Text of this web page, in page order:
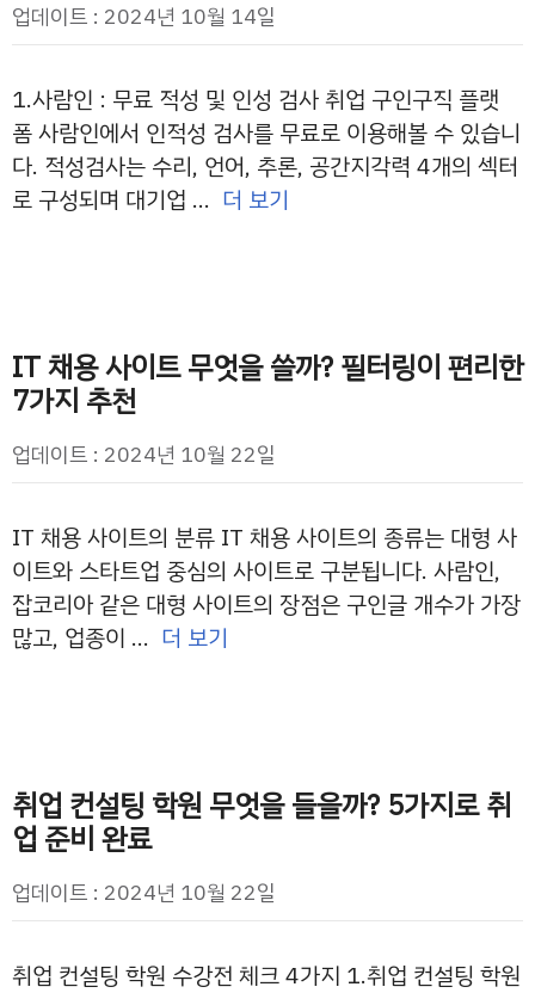
업데이트 : 2024년 10월 14일
1.사람인 : 무료 적성 및 인성 검사 취업 구인구직 플랫
폼 사람인에서 인적성 검사를 무료로 이용해볼 수 있습니
다. 적성검사는 수리, 언어, 추론, 공간지각력 4개의 섹터
로 구성되며 대기업 … 더 보기
IT 채용 사이트 무엇을 쓸까? 필터링이 편리한
7가지 추천
업데이트 : 2024년 10월 22일
IT 채용 사이트의 분류 IT 채용 사이트의 종류는 대형 사
이트와 스타트업 중심의 사이트로 구분됩니다. 사람인,
잡코리아 같은 대형 사이트의 장점은 구인글 개수가 가장
많고, 업종이 … 더 보기
취업 컨설팅 학원 무엇을 들을까? 5가지로 취
업 준비 완료
업데이트 : 2024년 10월 22일
취업 컨설팅 학원 수강전 체크 4가지 1.취업 컨설팅 학원